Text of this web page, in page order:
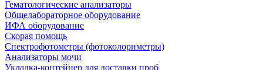
Гематологические анализаторы
Общелабораторное оборудование
ИФА оборудование
Скорая помощь
Спектрофотометры (фотоколориметры)
Анализаторы мочи
Укладка-контейнер для доставки проб